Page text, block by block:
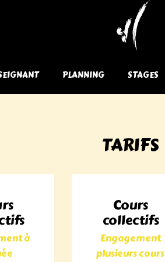
PLANNING STAGES
TARIFS
à
Cours
collectifs
Engagement
plusieurs cours